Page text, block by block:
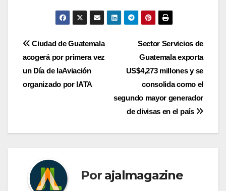
Navegación
de
entradas
Sector Servicios de
Guatemala exporta
US$4,273 millones y se
consolida como el
segundo mayor generador
de divisas en el país
Ciudad de Guatemala
acogerá por primera vez
un Día de laAviación
organizado por IATA
Por ajalmagazine